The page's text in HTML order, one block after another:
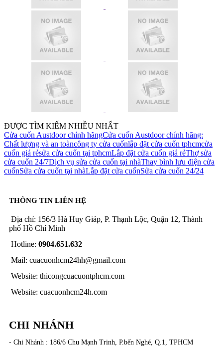
ĐƯỢC TÌM KIẾM NHIỀU NHẤT
Cửa cuốn Austdoor chính hãngCửa cuốn Austdoor chính hãng:
Chất lượng và an toàncông ty cửa cuốnlắp đặt cửa cuốn tphcmcửa
cuốn giá rẻsửa cửa cuốn tại tphcmLắp đặt cửa cuốn giá rẻThợ sửa
cửa cuốn 24/7Dịch vụ sửa cửa cuốn tại nhàThay bình lưu điện cửa
cuốnSửa cửa cuốn tại nhàLắp đặt cửa cuốnSửa cửa cuốn 24/24
THÔNG TIN LIÊN HỆ
Địa chỉ: 156/3 Hà Huy Giáp, P. Thạnh Lộc, Quận 12, Thành
phố Hồ Chí Minh
Hotline: 0904.651.632
Mail: cuacuonhcm24hh@gmail.com
Website: thicongcuacuontphcm.com
Website: cuacuonhcm24h.com
CHI NHÁNH
- Chi Nhánh : 186/6 Chu Mạnh Trinh, P.bến Nghé, Q.1, TPHCM